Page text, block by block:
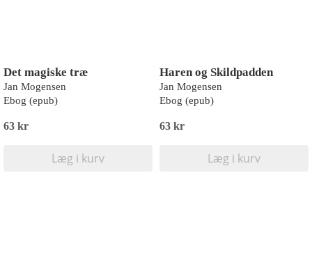
Det magiske træ
Jan Mogensen
Ebog (epub)
63 kr
Læg i kurv
Haren og Skildpadden
Jan Mogensen
Ebog (epub)
63 kr
Læg i kurv